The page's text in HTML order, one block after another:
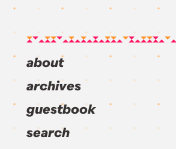
about
archives
guestbook
search